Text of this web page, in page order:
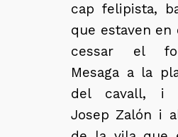
cap felipista,
que estaven
cessar el
Mesaga a la
del cavall, i
Josep Zalón i